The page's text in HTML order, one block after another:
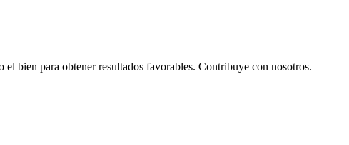
el bien para obtener resultados favorables. Contribuye con nosotros.